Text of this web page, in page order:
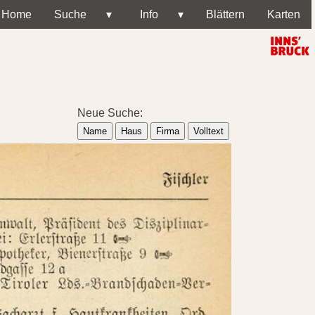
Home Suche ▾ Info ▾ Blättern Karten
Neue Suche:
Name Haus Firma Volltext